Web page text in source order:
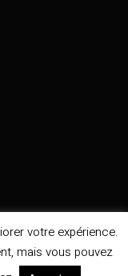
votre expérience.
mais vous pouvez